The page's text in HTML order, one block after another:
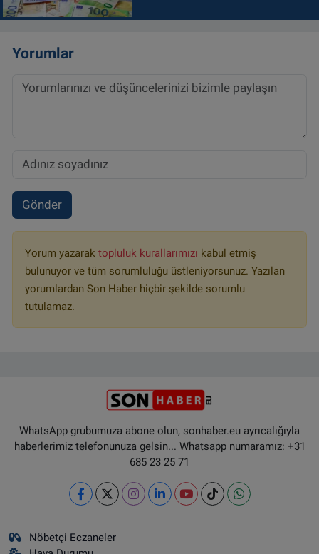
Yorumlar
Gönder
Yorum yazarak topluluk kurallarımızı kabul etmiş
bulunuyor ve tüm sorumluluğu üstleniyorsunuz. Yazılan
yorumlardan Son Haber hiçbir şekilde sorumlu
tutulamaz.
WhatsApp grubumuza abone olun, sonhaber.eu ayrıcalığıyla
haberlerimiz telefonunuza gelsin... Whatsapp numaramız: +31
685 23 25 71
Nöbetçi Eczaneler